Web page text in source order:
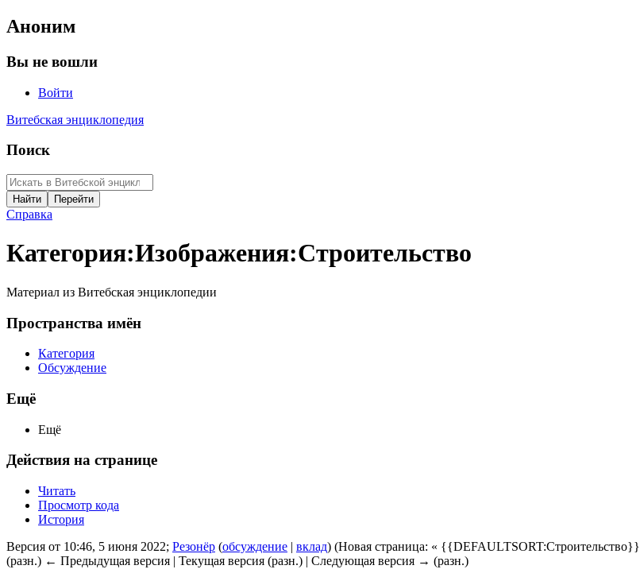
Аноним
Вы не вошли
Войти
Витебская энциклопедия
Поиск
Справка
Категория:Изображения:Строительство
Материал из Витебская энциклопедии
Пространства имён
Категория
Обсуждение
Ещё
Ещё
Действия на странице
Читать
Просмотр кода
История
Версия от 10:46, 5 июня 2022; Резонёр (обсуждение | вклад) (Новая страница: « {{DEFAULTSORT:Строительство}}
(разн.) ← Предыдущая версия | Текущая версия (разн.) | Следующая версия → (разн.)